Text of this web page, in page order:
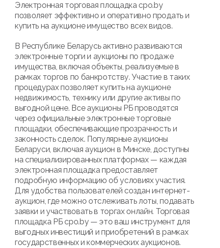
Электронная торговая площадка cpo.by
позволяет эффективно и оперативно продать и
купить на аукционе имущество всех видов.
В Республике Беларусь активно развиваются
электронные торги и аукционы по продаже
имущества, включая объекты, реализуемые в
рамках торгов по банкротству. Участие в таких
процедурах позволяет купить на аукционе
недвижимость, технику или другие активы по
выгодной цене. Все аукционы РБ проводятся
через официальные электронные торговые
площадки, обеспечивающие прозрачность и
законность сделок. Популярные аукционы
Беларуси, включая аукцион в Минске, доступны
на специализированных платформах — каждая
электронная площадка предоставляет
подробную информацию об условиях участия.
Для удобства пользователей создан интернет-
аукцион, где можно отслеживать лоты, подавать
заявки и участвовать в торгах онлайн. Торговая
площадка РБ cpo.by — это ваш инструмент для
выгодных инвестиций и приобретений в рамках
государственных и коммерческих аукционов.